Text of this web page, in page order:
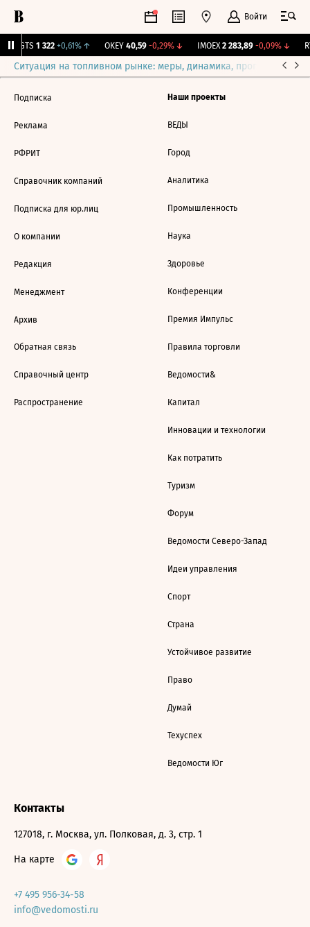
Войти
MGTS 1 322 +0,61%↑ OKEY 40,59 -0,29%↓ IMOEX 2 283,89 -0,09%↓
Ситуация на топливном рынке: меры, динамика, прогнозы
Подписка
Реклама
РФРИТ
Справочник компаний
Подписка для юр.лиц
О компании
Редакция
Менеджмент
Архив
Обратная связь
Справочный центр
Распространение
Наши проекты
ВЕДЫ
Город
Аналитика
Промышленность
Наука
Здоровье
Конференции
Премия Импульс
Правила торговли
Ведомости&
Капитал
Инновации и технологии
Как потратить
Туризм
Форум
Ведомости Северо-Запад
Идеи управления
Спорт
Страна
Устойчивое развитие
Право
Думай
Техуспех
Ведомости Юг
Контакты
127018, г. Москва, ул. Полковая, д. 3, стр. 1
На карте
+7 495 956-34-58
info@vedomosti.ru